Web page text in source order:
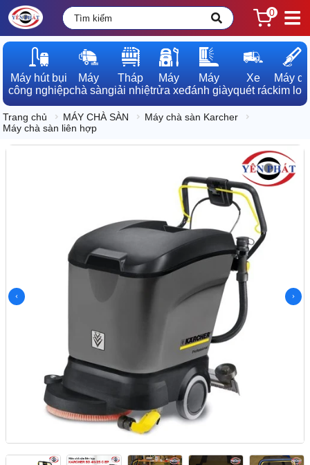
0
Máy hút bụi
công nghiệp
Máy
chà sàn
Tháp
giải nhiệt
Máy
rửa xe
Máy
đánh giày
Xe
quét rác
Máy dò
kim loại
Trang chủ MÁY CHÀ SÀN
Máy chà sàn Karcher
Máy chà sàn liên hợp